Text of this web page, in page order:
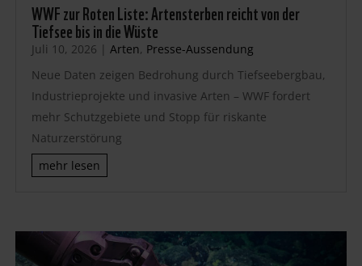
WWF zur Roten Liste: Artensterben reicht von der
Tiefsee bis in die Wüste
Juli 10, 2026 | Arten, Presse-Aussendung
Neue Daten zeigen Bedrohung durch Tiefseebergbau,
Industrieprojekte und invasive Arten – WWF fordert
mehr Schutzgebiete und Stopp für riskante
Naturzerstörung
mehr lesen